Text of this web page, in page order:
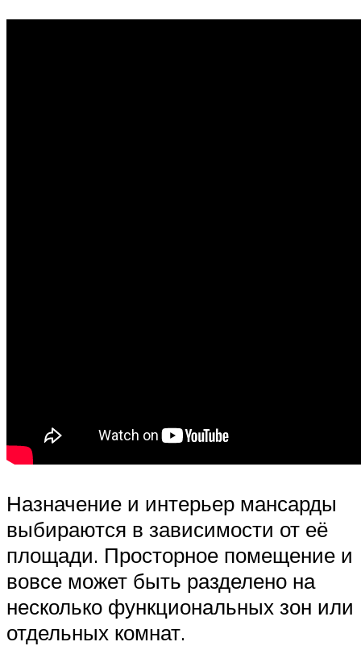
Назначение и интерьер мансарды
выбираются в зависимости от её
площади. Просторное помещение и
вовсе может быть разделено на
несколько функциональных зон или
отдельных комнат.